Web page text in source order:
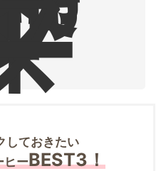
しておきたい
ヒーBEST3！